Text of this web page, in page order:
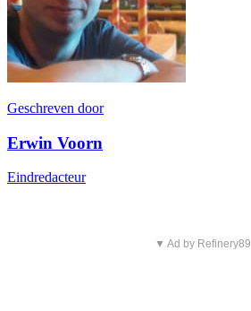
Geschreven door
Erwin Voorn
Eindredacteur
▼ Ad by Refinery89